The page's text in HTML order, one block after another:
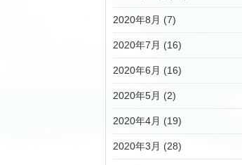
2020年8月 (7)
2020年7月 (16)
2020年6月 (16)
2020年5月 (2)
2020年4月 (19)
2020年3月 (28)